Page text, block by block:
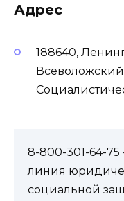
Адрес
188640,
8-800-301-64-75
линия
социальной